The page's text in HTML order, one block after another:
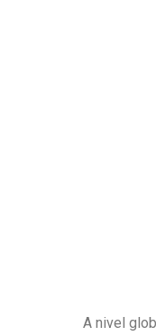
A nivel